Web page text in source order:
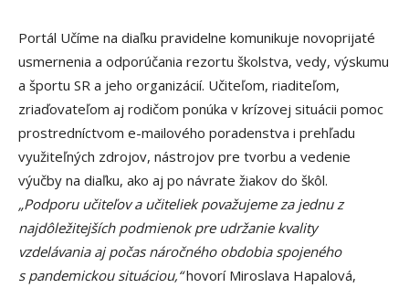
Portál Učíme na diaľku pravidelne komunikuje novoprijaté
usmernenia a odporúčania rezortu školstva, vedy, výskumu
a športu SR a jeho organizácií. Učiteľom, riaditeľom,
zriaďovateľom aj rodičom ponúka v krízovej situácii pomoc
prostredníctvom e-mailového poradenstva i prehľadu
využiteľných zdrojov, nástrojov pre tvorbu a vedenie
výučby na diaľku, ako aj po návrate žiakov do škôl.
„Podporu učiteľov a učiteliek považujeme za jednu z
najdôležitejších podmienok pre udržanie kvality
vzdelávania aj počas náročného obdobia spojeného
s pandemickou situáciou,“hovorí Miroslava Hapalová,